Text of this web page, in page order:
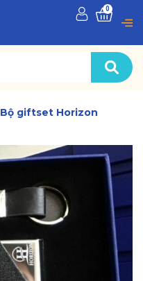
0
Bộ giftset Horizon